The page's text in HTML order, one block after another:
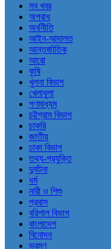
সব খবর
অপরাধ
অর্থনীতি
আইন-আদালত
আন্তর্জাতিক
আরো
কৃষি
খুলনা বিভাগ
খেলাধুলা
গণমাধ্যম
চট্টগ্রাম বিভাগ
চাকরি
জাতীয়
ঢাকা বিভাগ
তথ্য-প্রযুক্তি
দুর্ঘটনা
ধর্ম
নারী ও শিশু
প্রবাস
বরিশাল বিভাগ
বাংলাদেশ
বিনোদন
ভ্রমণ